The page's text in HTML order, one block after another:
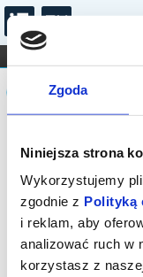
Zgoda
Niniejsza strona
Wykorzystujemy
zgodnie z Polityką
i reklam, aby
analizować ruch w
korzystasz z
FILHARMONIA
DLA DZIECI
Komunikat
Sprzedaż
została